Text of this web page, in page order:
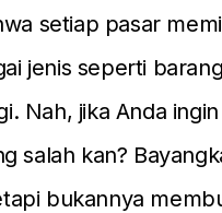
setiap pasar
jenis seperti
Nah, jika Anda
salah kan?
bukannya